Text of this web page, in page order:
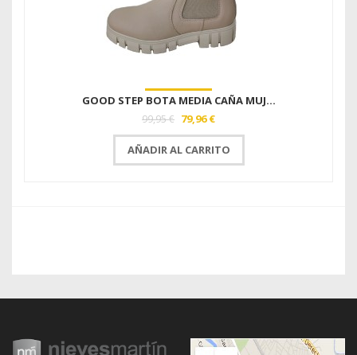
GOOD STEP BOTA MEDIA CAÑA MUJ...
99,95 € 79,96 €
AÑADIR AL CARRITO